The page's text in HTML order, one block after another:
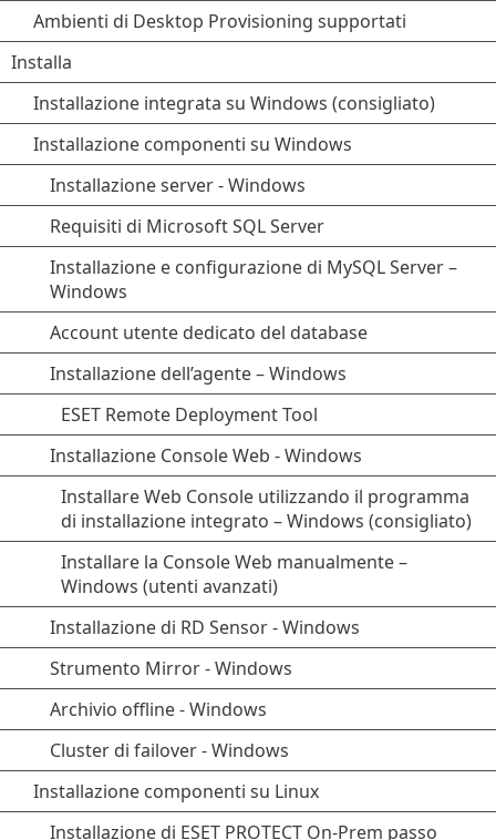
Ambienti di Desktop Provisioning supportati
Installa
Installazione integrata su Windows (consigliato)
Installazione componenti su Windows
Installazione server - Windows
Requisiti di Microsoft SQL Server
Installazione e configurazione di MySQL Server –
Windows
Account utente dedicato del database
Installazione dell’agente – Windows
ESET Remote Deployment Tool
Installazione Console Web - Windows
Installare Web Console utilizzando il programma
di installazione integrato – Windows (consigliato)
Installare la Console Web manualmente –
Windows (utenti avanzati)
Installazione di RD Sensor - Windows
Strumento Mirror - Windows
Archivio offline - Windows
Cluster di failover - Windows
Installazione componenti su Linux
Installazione di ESET PROTECT On-Prem passo